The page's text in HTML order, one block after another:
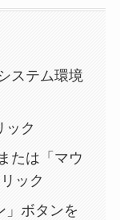
ステム環境
ック
たは「マウ
ック
」ボタンを